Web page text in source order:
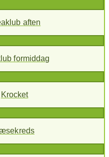
aften
formiddag
Krocket